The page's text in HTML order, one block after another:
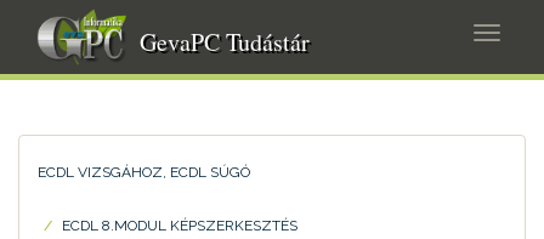
tartalomra
GevaPC Tudástár
ECDL VIZSGÁHOZ, ECDL SÚGÓ
ECDL 8.MODUL KÉPSZERKESZTÉS